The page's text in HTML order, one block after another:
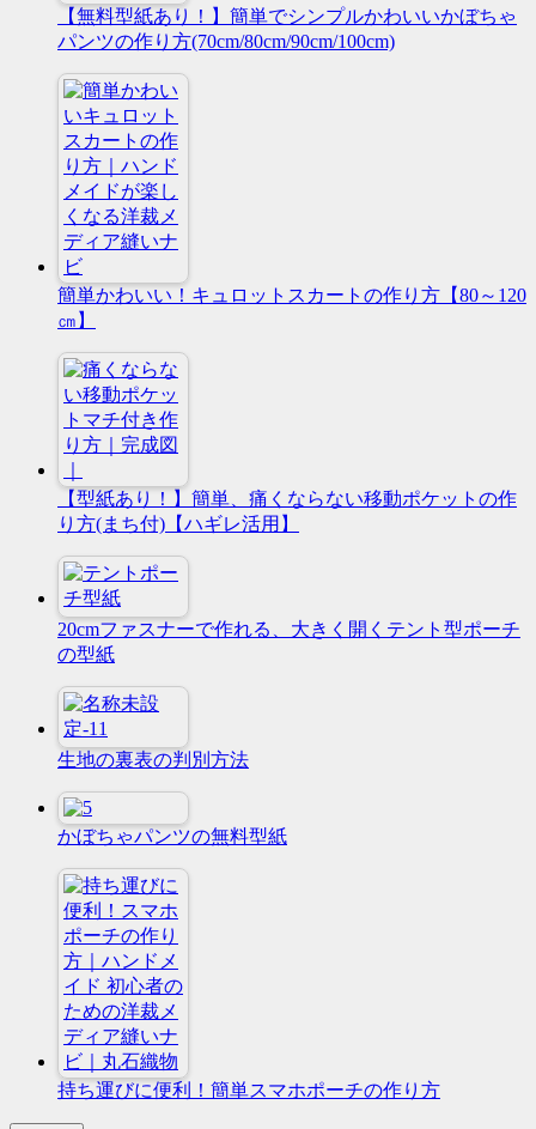
【無料型紙あり！】簡単でシンプルかわいいかぼちゃ
パンツの作り方(70cm/80cm/90cm/100cm)
簡単かわいい！キュロットスカートの作り方【80～120
㎝】
【型紙あり！】簡単、痛くならない移動ポケットの作
り方(まち付)【ハギレ活用】
20cmファスナーで作れる、大きく開くテント型ポーチ
の型紙
生地の裏表の判別方法
かぼちゃパンツの無料型紙
持ち運びに便利！簡単スマホポーチの作り方